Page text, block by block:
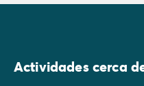
Actividades cerca